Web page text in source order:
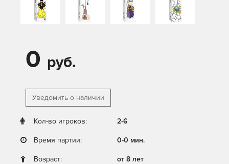
0 руб.
Уведомить о наличии
Кол-во игроков: 2-6
Время партии: 0-0 мин.
Возраст: от 8 лет